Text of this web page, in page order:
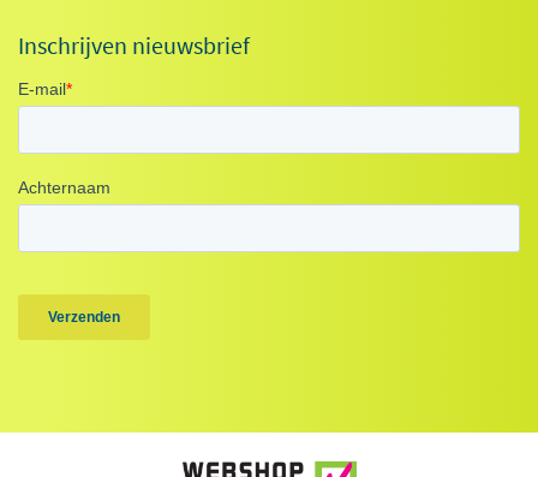
Inschrijven nieuwsbrief